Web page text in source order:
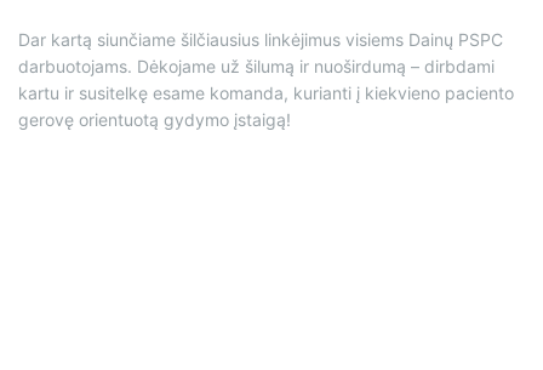
Dar kartą siunčiame šilčiausius linkėjimus visiems Dainų PSPC
darbuotojams. Dėkojame už šilumą ir nuoširdumą – dirbdami
kartu ir susitelkę esame komanda, kurianti į kiekvieno paciento
gerovę orientuotą gydymo įstaigą!